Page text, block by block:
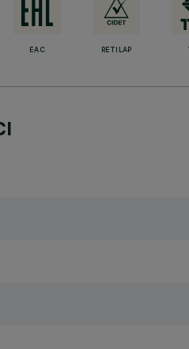
EAC RETILAP